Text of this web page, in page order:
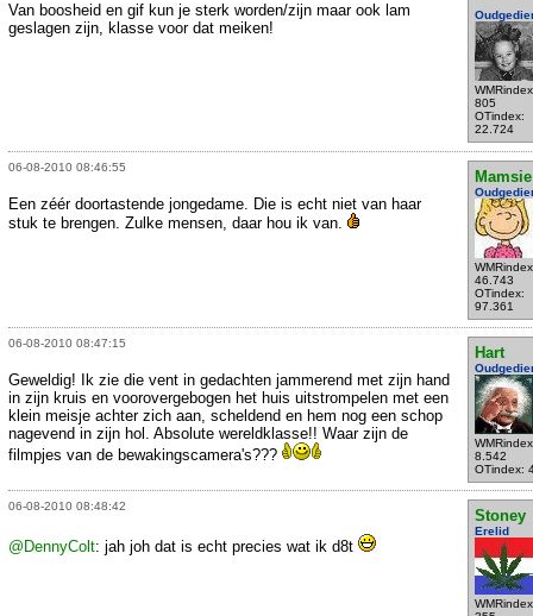
805
OTindex:
22.724
Van boosheid en gif kun je sterk worden/zijn maar ook lam
geslagen zijn, klasse voor dat meiken!
06-08-2010 08:46:55
Mamsie
46.743
OTindex:
97.361
Een zéér doortastende jongedame. Die is echt niet van haar
stuk te brengen. Zulke mensen, daar hou ik van.
06-08-2010 08:47:15
Hart
8.542
OTindex:
Geweldig! Ik zie die vent in gedachten jammerend met zijn hand
in zijn kruis en voorovergebogen het huis uitstrompelen met een
klein meisje achter zich aan, scheldend en hem nog een schop
nagevend in zijn hol. Absolute wereldklasse!! Waar zijn de
filmpjes van de bewakingscamera's???
06-08-2010 08:48:42
Stoney
Erelid
@DennyColt: jah joh dat is echt precies wat ik d8t